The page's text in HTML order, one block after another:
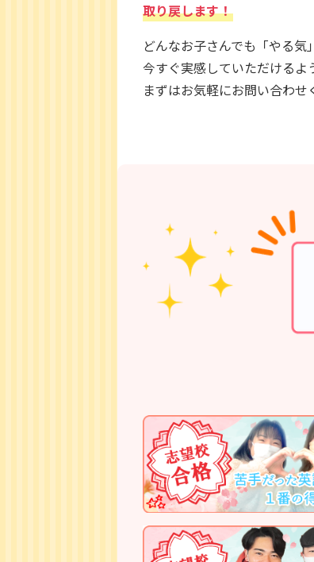
取り戻します！
どんなお子さんでも「やる気
今すぐ実感していただけるよ
まずはお気軽にお問い合わせ